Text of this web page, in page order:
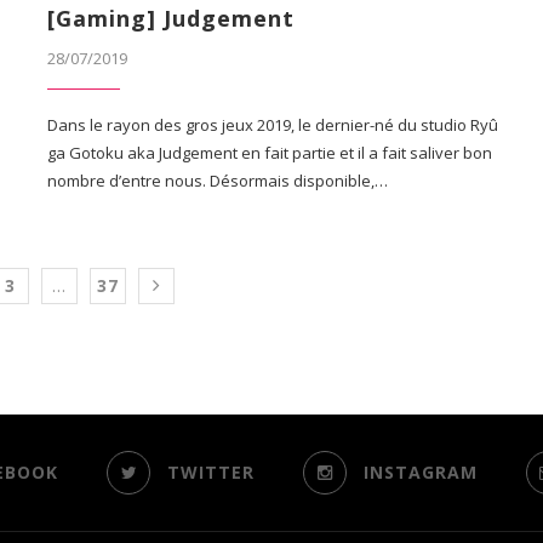
[Gaming] Judgement
28/07/2019
Dans le rayon des gros jeux 2019, le dernier-né du studio Ryû
ga Gotoku aka Judgement en fait partie et il a fait saliver bon
nombre d’entre nous. Désormais disponible,…
3 … 37
TWITTER INSTAGRAM